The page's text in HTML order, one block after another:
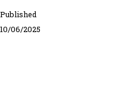
Published
10/06/2025